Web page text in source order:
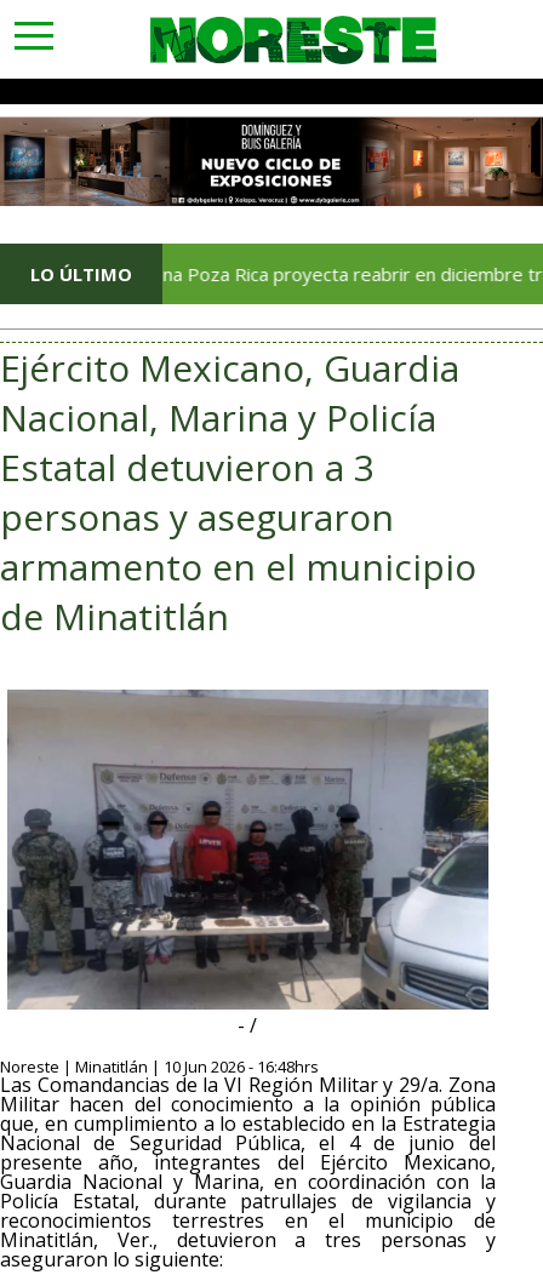
toggle
navigation
LO ÚLTIMO
Soriana Poza Rica proyecta reabrir en diciembre tras
Ejército Mexicano, Guardia
Nacional, Marina y Policía
Estatal detuvieron a 3
personas y aseguraron
armamento en el municipio
de Minatitlán
- /
Noreste | Minatitlán | 10 Jun 2026 - 16:48hrs
Las Comandancias de la VI Región Militar y 29/a. Zona
Militar hacen del conocimiento a la opinión pública
que, en cumplimiento a lo establecido en la Estrategia
Nacional de Seguridad Pública, el 4 de junio del
presente año, integrantes del Ejército Mexicano,
Guardia Nacional y Marina, en coordinación con la
Policía Estatal, durante patrullajes de vigilancia y
reconocimientos terrestres en el municipio de
Minatitlán, Ver., detuvieron a tres personas y
aseguraron lo siguiente: